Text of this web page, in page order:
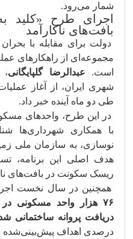
شمار می‌رود.
اجرای طرح «کلید
بافت‌های ناکارآمد
دولت برای مقابله با
مجموعه‌ای از راهکارهای
است. عبدالرضا گلپایگانی،
شهری ایران، از آغاز
طی دو ماه آینده خبر داد.
در این طرح، واحدهای
با همکاری شهرداری‌ها
نوسازی، به سازمان ملی
هدف اصلی این برنامه،
ریسک سکونت در بافت‌های
همچنین در سال نخست
۷۶ هزار واحد مسکونی
دریافت پروانه ساختمانی
درصدی اهداف